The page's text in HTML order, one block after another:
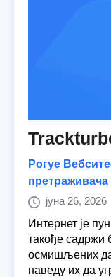
Рогуе
претраживача
јуна 26, 2026
Интернет је
такође садржи
осмишљених
наведу их да